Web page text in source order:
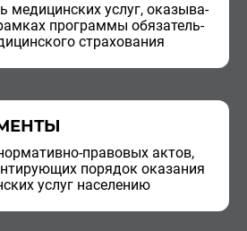
ме­ди­цин­ских услуг, ока­зы­ва­
про­грам­мы обя­за­тель­
стра­хо­ва­ния
пра­во­вых актов,
по­ря­док ока­за­ния
услуг на­се­ле­нию